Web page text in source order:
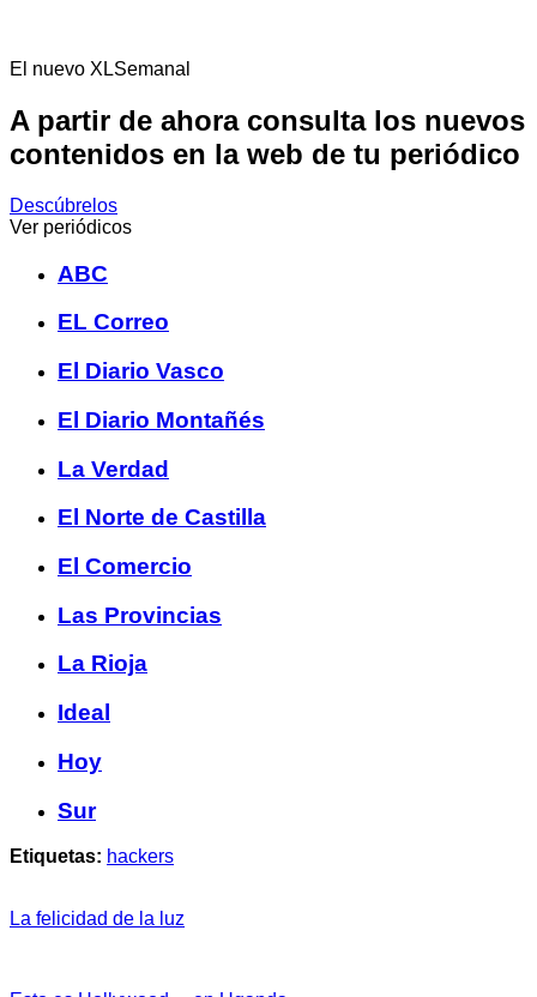
El nuevo XLSemanal
A partir de ahora consulta los nuevos
contenidos en la web de tu periódico
Descúbrelos
Ver periódicos
ABC
EL Correo
El Diario Vasco
El Diario Montañés
La Verdad
El Norte de Castilla
El Comercio
Las Provincias
La Rioja
Ideal
Hoy
Sur
Etiquetas: hackers
La felicidad de la luz